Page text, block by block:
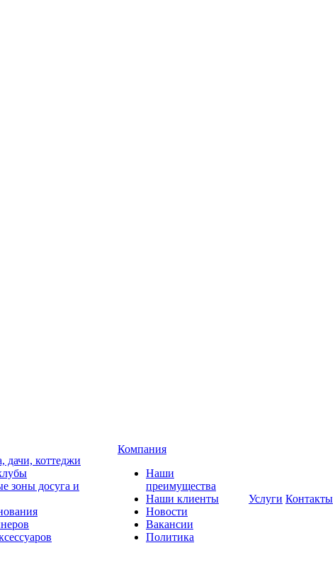
дачи, коттеджи
зоны досуга и
Компания
Наши
преимущества
Наши клиенты
Новости
Вакансии
Политика
Услуги Контакты